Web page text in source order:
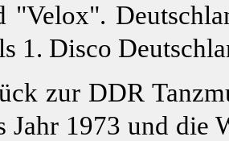
"Velox".
1. Disco
zur DDR
Jahr 1973 und die